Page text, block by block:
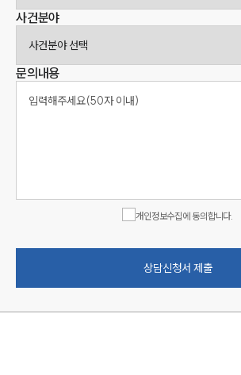
사건분야
문의내용
개인정보수집에 동의합니다.
상담신청서 제출